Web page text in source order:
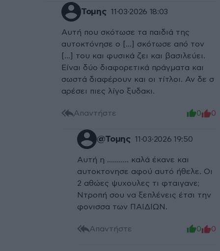
Τομης 11·03·2026 18:03
Αυτή που σκότωσε τα παιδιά της
αυτοκτόνησε ο [...] σκότωσε από τον
[...] του και φυσικά ζει και βασιλεύει.
Είναι δύο διαφορετικά πράγματα και
σωστά διαφέρουν και οι τίτλοι. Αν δε σ
αρέσει πιες λίγο ξυδακι.
Απαντήστε 0 0
@Τομης 11·03·2026 19:50
Αυτή η ........... καλά έκανε και
αυτοκτονησε αφού αυτό ήθελε. Οι
2 αθώες ψυχουλες τι φταιγανε;
Ντροπή σου να ξεπλένεις έτσι την
φονισσα των ΠΑΙΔΙΩΝ.
Απαντήστε 0 0